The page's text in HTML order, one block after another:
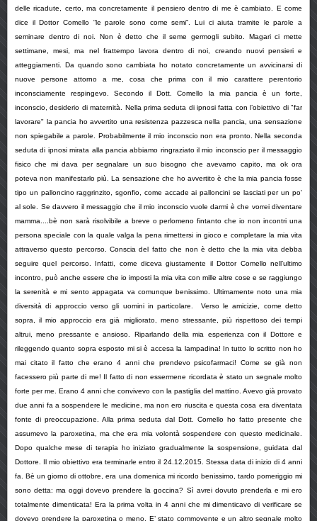
delle ricadute, certo, ma concretamente il pensiero dentro di me è cambiato. E come
dice il Dottor Comello “le parole sono come semi”. Lui ci aiuta tramite le parole a
seminare dentro di noi. Non è detto che il seme germogli subito. Magari ci mette
settimane, mesi, ma nel frattempo lavora dentro di noi, creando nuovi pensieri e
atteggiamenti. Da quando sono cambiata ho notato concretamente un avvicinarsi di
nuove persone attorno a me, cosa che prima con il mio carattere perentorio
inconsciamente respingevo. Secondo il Dott. Comello la mia pancia è un forte,
inconscio, desiderio di maternità. Nella prima seduta di ipnosi fatta con l’obiettivo di "far
lavorare" la pancia ho avvertito una resistenza pazzesca nella pancia, una sensazione
non spiegabile a parole. Probabilmente il mio inconscio non era pronto. Nella seconda
seduta di ipnosi mirata alla pancia abbiamo ringraziato il mio inconscio per il messaggio
fisico che mi dava per segnalare un suo bisogno che avevamo capito, ma ok ora
poteva non manifestarlo più. La sensazione che ho avvertito è che la mia pancia fosse
tipo un palloncino raggrinzito, sgonfio, come accade ai palloncini se lasciati per un po'
al sole. Se davvero il messaggio che il mio inconscio vuole darmi è che vorrei diventare
mamma....bè non sarà risolvibile a breve o perlomeno fintanto che io non incontri una
persona speciale con la quale valga la pena rimettersi in gioco e completare la mia vita
attraverso questo percorso. Conscia del fatto che non è detto che la mia vita debba
seguirequel percorso. Infatti, come diceva giustamente il Dottor Comello nell’ultimo
incontro, può anche essere che io imposti la mia vita con mille altre cose e se raggiungo
la serenità e mi sento appagata va comunque benissimo. Ultimamente noto una mia
diversità di approccio verso gli uomini in particolare. Verso le amicizie, come detto
sopra, il mio approccio era già migliorato, meno stressante, più rispettoso dei tempi
altrui, meno pressante e ansioso. Riparlando della mia esperienza con il Dottore e
rileggendo quanto sopra esposto mi si è accesa la lampadina! In tutto lo scritto non ho
mai citato il fatto che erano 4 anni che prendevo psicofarmaci! Come se già non
facessero più parte di me! Il fatto di non essermene ricordata è stato un segnale molto
forte per me. Erano 4 anni che convivevo con la pastiglia del mattino. Avevo già provato
due anni fa a sospendere le medicine, ma non ero riuscita e questa cosa era diventata
fonte di preoccupazione. Alla prima seduta dal Dott. Comello ho fatto presente che
assumevo la paroxetina, ma che era mia volontà sospendere con questo medicinale.
Dopo qualche mese di terapia ho iniziato gradualmente la sospensione, guidata dal
Dottore. Il mio obiettivo era terminarle entro il 24.12.2015. Stessa data di inizio di 4 anni
fa. Bè un giorno di ottobre, era una domenica mi ricordo benissimo, tardo pomeriggio mi
sono detta: ma oggi dovevo prendere la goccina? Sì avrei dovuto prenderla e mi ero
totalmente dimenticata! Era la prima volta in 4 anni che mi dimenticavo di verificare se
dovevo prendere la paroxetina o meno. E’ stato commovente e un altro segnale molto